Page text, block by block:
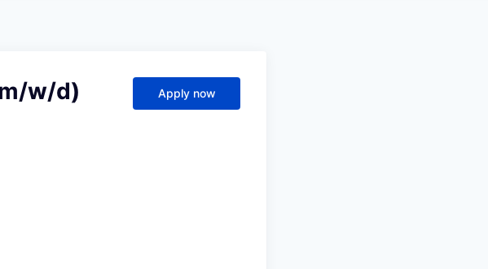
w/d) Apply now